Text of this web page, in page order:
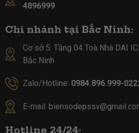
4896999
Chi nhánh tại Bắc Ninh:
Cơ sở 5: Tầng 04 Toà Nhà DAI
Bắc Ninh
Zalo/Hotline: 0984.896.999-
E-mail:
Hotline 24/24: